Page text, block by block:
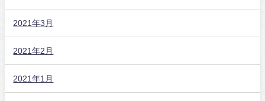
2021年3月
2021年2月
2021年1月